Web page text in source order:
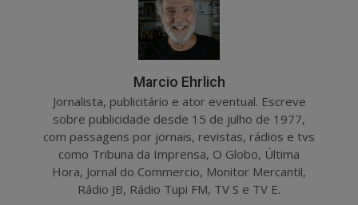
Marcio Ehrlich
Jornalista, publicitário e ator eventual. Escreve
sobre publicidade desde 15 de julho de 1977,
com passagens por jornais, revistas, rádios e tvs
como Tribuna da Imprensa, O Globo, Última
Hora, Jornal do Commercio, Monitor Mercantil,
Rádio JB, Rádio Tupi FM, TV S e TV E.